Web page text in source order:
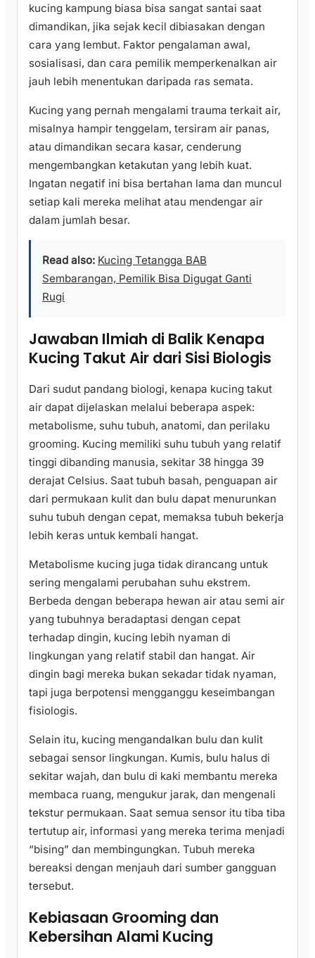
kucing kampung biasa bisa sangat santai saat
dimandikan, jika sejak kecil dibiasakan dengan
cara yang lembut. Faktor pengalaman awal,
sosialisasi, dan cara pemilik memperkenalkan air
jauh lebih menentukan daripada ras semata.
Kucing yang pernah mengalami trauma terkait air,
misalnya hampir tenggelam, tersiram air panas,
atau dimandikan secara kasar, cenderung
mengembangkan ketakutan yang lebih kuat.
Ingatan negatif ini bisa bertahan lama dan muncul
setiap kali mereka melihat atau mendengar air
dalam jumlah besar.
Read also: Kucing Tetangga BAB
Sembarangan, Pemilik Bisa Digugat Ganti
Rugi
Jawaban Ilmiah di Balik Kenapa
Kucing Takut Air dari Sisi Biologis
Dari sudut pandang biologi, kenapa kucing takut
air dapat dijelaskan melalui beberapa aspek:
metabolisme, suhu tubuh, anatomi, dan perilaku
grooming. Kucing memiliki suhu tubuh yang relatif
tinggi dibanding manusia, sekitar 38 hingga 39
derajat Celsius. Saat tubuh basah, penguapan air
dari permukaan kulit dan bulu dapat menurunkan
suhu tubuh dengan cepat, memaksa tubuh bekerja
lebih keras untuk kembali hangat.
Metabolisme kucing juga tidak dirancang untuk
sering mengalami perubahan suhu ekstrem.
Berbeda dengan beberapa hewan air atau semi air
yang tubuhnya beradaptasi dengan cepat
terhadap dingin, kucing lebih nyaman di
lingkungan yang relatif stabil dan hangat. Air
dingin bagi mereka bukan sekadar tidak nyaman,
tapi juga berpotensi mengganggu keseimbangan
fisiologis.
Selain itu, kucing mengandalkan bulu dan kulit
sebagai sensor lingkungan. Kumis, bulu halus di
sekitar wajah, dan bulu di kaki membantu mereka
membaca ruang, mengukur jarak, dan mengenali
tekstur permukaan. Saat semua sensor itu tiba tiba
tertutup air, informasi yang mereka terima menjadi
“bising” dan membingungkan. Tubuh mereka
bereaksi dengan menjauh dari sumber gangguan
tersebut.
Kebiasaan Grooming dan
Kebersihan Alami Kucing